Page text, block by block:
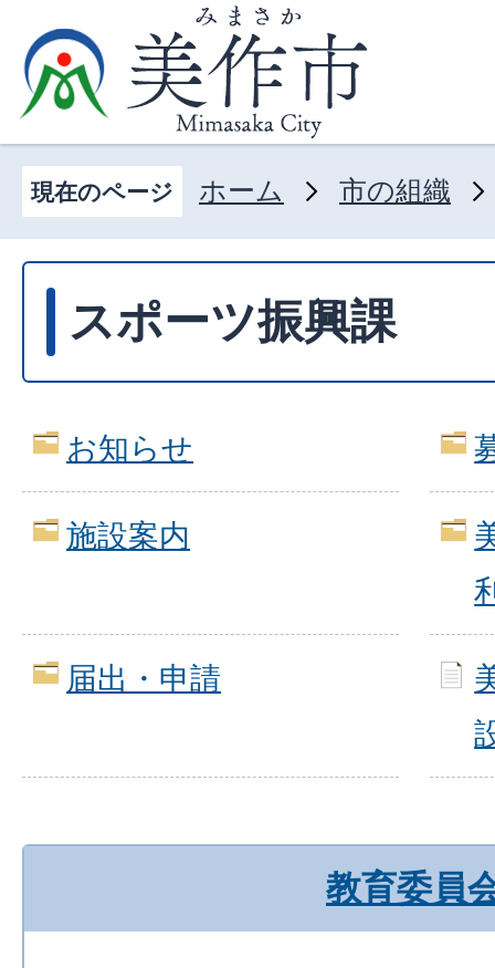
現在のページ ホーム 市の組織
スポーツ振興課
お知らせ
施設案内
届出・申請
教育委員